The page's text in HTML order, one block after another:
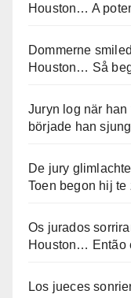
Houston… A
Dommerne
Houston… Så
Juryn log när
började han
De jury
Toen begon hij te
Os jurados
Houston… Então
Los jueces